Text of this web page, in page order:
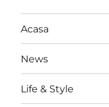
Acasa
News
Life & Style